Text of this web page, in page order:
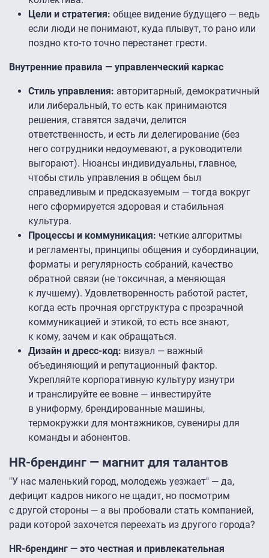
Цели и стратегия: общее видение будущего — ведь
если люди не понимают, куда плывут, то рано или
поздно кто-то точно перестанет грести.
Внутренние правила — управленческий каркас
Стиль управления: авторитарный, демократичный
или либеральный, то есть как принимаются
решения, ставятся задачи, делится
ответственность, и есть ли делегирование (без
него сотрудники недоумевают, а руководители
выгорают). Нюансы индивидуальны, главное,
чтобы стиль управления в общем был
справедливым и предсказуемым — тогда вокруг
него сформируется здоровая и стабильная
культура.
Процессы и коммуникация: четкие алгоритмы
и регламенты, принципы общения и субординации,
форматы и регулярность собраний, качество
обратной связи (не токсичная, а меняющая
к лучшему). Удовлетворенность работой растет,
когда есть прочная оргструктура с прозрачной
коммуникацией и этикой, то есть все знают,
к кому, зачем и как обращаться.
Дизайн и дресс-код: визуал — важный
объединяющий и репутационный фактор.
Укрепляйте корпоративную культуру изнутри
и транслируйте ее вовне — инвестируйте
в униформу, брендированные машины,
термокружки для монтажников, сувениры для
команды и абонентов.
HR-брендинг — магнит для талантов
"У нас маленький город, молодежь уезжает" — да,
дефицит кадров никого не щадит, но посмотрим
с другой стороны — а вы пробовали стать компанией,
ради которой захочется переехать из другого города?
HR-брендинг — это честная и привлекательная